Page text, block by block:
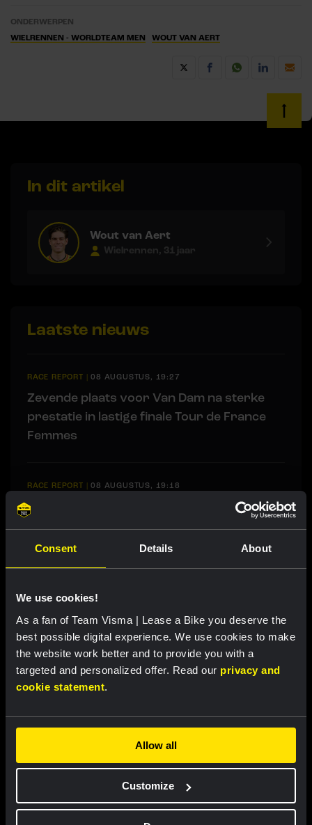
Consent Details About
We use cookies!
As a fan of Team Visma | Lease a Bike you deserve the
best possible digital experience. We use cookies to make
the website work better and to provide you with a
targeted and personalized offer. Read our privacy and
cookie statement.
Allow all
Customize
ONDERWERPEN
WIELRENNEN - WORLDTEAM MEN
WOUT VAN AERT
In dit artikel
Wout van Aert
Wielrennen, 31 jaar
Laatste nieuws
RACE REPORT |08 AUGUSTUS, 19:27
Zevende plaats voor Van Dam na sterke
prestatie in lastige finale Tour de France
Femmes
RACE REPORT |08 AUGUSTUS, 19:18
Barré soleert naar eerste profzege in
Nordhagen zevende in slotrit van Vuelta a
Burgos
LIVEBLOG 08 AUGUSTUS, 16:29
Liveblog Ronde van Polen: Barré soleert
plaats voor Van Dam na lastige finale